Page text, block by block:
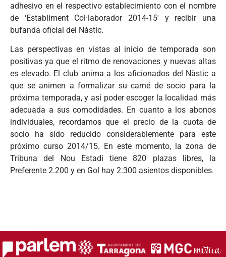
adhesivo en el respectivo establecimiento con el nombre
de ‘Establiment Col·laborador 2014-15' y recibir una
bufanda oficial del Nàstic.
Las perspectivas en vistas al inicio de temporada son
positivas ya que el ritmo de renovaciones y nuevas altas
es elevado. El club anima a los aficionados del Nàstic a
que se animen a formalizar su carné de socio para la
próxima temporada, y así poder escoger la localidad más
adecuada a sus comodidades. En cuanto a los abonos
individuales, recordamos que el precio de la cuota de
socio ha sido reducido considerablemente para este
próximo curso 2014/15. En este momento, la zona de
Tribuna del Nou Estadi tiene 820 plazas libres, la
Preferente 2.200 y en Gol hay 2.300 asientos disponibles.